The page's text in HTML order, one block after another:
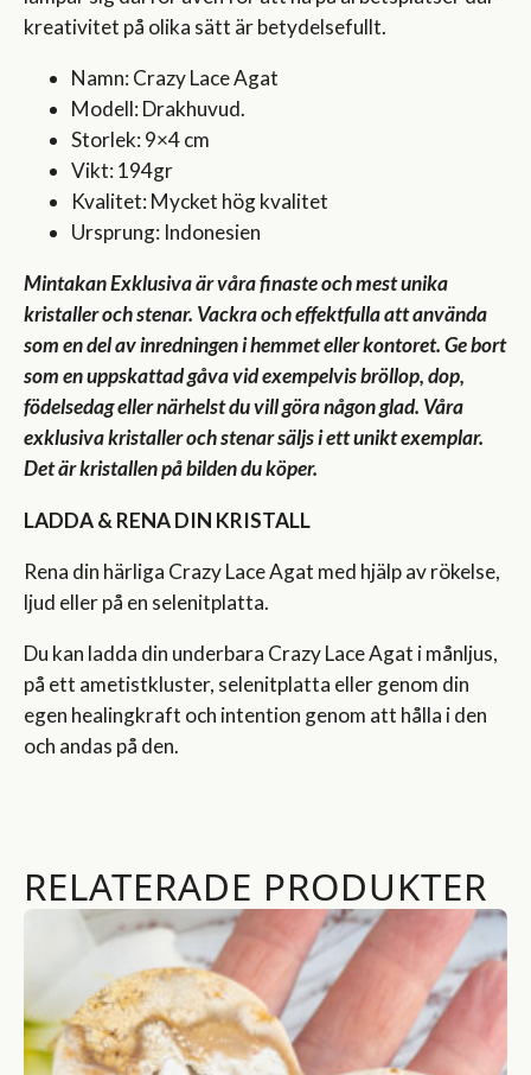
kreativitet på olika sätt är betydelsefullt.
Namn: Crazy Lace Agat
Modell: Drakhuvud.
Storlek: 9×4 cm
Vikt: 194gr
Kvalitet: Mycket hög kvalitet
Ursprung: Indonesien
Mintakan Exklusiva är våra finaste och mest unika
kristaller och stenar. Vackra och effektfulla att använda
som en del av inredningen i hemmet eller kontoret. Ge bort
som en uppskattad gåva vid exempelvis bröllop, dop,
födelsedag eller närhelst du vill göra någon glad. Våra
exklusiva kristaller och stenar säljs i ett unikt exemplar.
Det är kristallen på bilden du köper.
LADDA & RENA DIN KRISTALL
Rena din härliga Crazy Lace Agat med hjälp av rökelse,
ljud eller på en selenitplatta.
Du kan ladda din underbara Crazy Lace Agat i månljus,
på ett ametistkluster, selenitplatta eller genom din
egen healingkraft och intention genom att hålla i den
och andas på den.
RELATERADE PRODUKTER